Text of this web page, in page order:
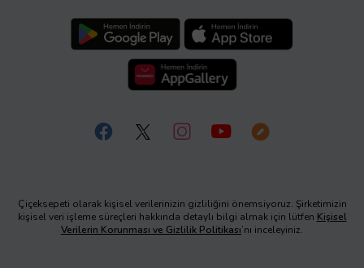
Çiçeksepeti olarak kişisel verilerinizin gizliliğini önemsiyoruz. Şirketimizin
kişisel veri işleme süreçleri hakkında detaylı bilgi almak için lütfen Kişisel
Verilerin Korunması ve Gizlilik Politikası’nı inceleyiniz.